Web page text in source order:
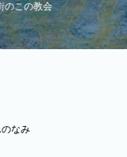
のこの教会
なみ